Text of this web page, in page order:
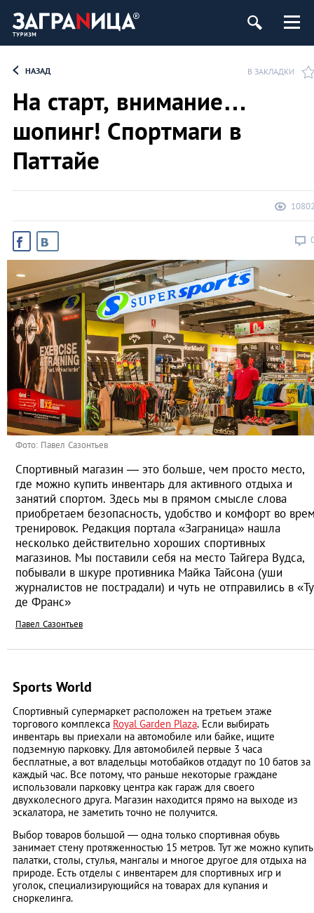
НАЗАД В ЗАКЛАДКИ
На старт, внимание…
шопинг! Спортмаги в
Паттайе
Фото: Павел Сазонтьев
Спортивный магазин — это больше, чем просто место,
где можно купить инвентарь для активного отдыха и
занятий спортом. Здесь мы в прямом смысле слова
приобретаем безопасность, удобство и комфорт во
тренировок. Редакция портала «Заграница» нашла
несколько действительно хороших спортивных
магазинов. Мы поставили себя на место Тайгера Вудса,
побывали в шкуре противника Майка Тайсона (уши
журналистов не пострадали) и чуть не отправились в
де Франс»
Павел Сазонтьев
Sports World
Спортивный супермаркет расположен на третьем этаже
торгового комплекса Royal Garden Plaza. Если выбирать
инвентарь вы приехали на автомобиле или байке, ищите
подземную парковку. Для автомобилей первые 3 часа
бесплатные, а вот владельцы мотобайков отдадут по 10 батов за
каждый час. Все потому, что раньше некоторые граждане
использовали парковку центра как гараж для своего
двухколесного друга. Магазин находится прямо на выходе из
эскалатора, не заметить точно не получится.
Выбор товаров большой — одна только спортивная обувь
занимает стену протяженностью 15 метров. Тут же можно купить
палатки, столы, стулья, мангалы и многое другое для отдыха на
природе. Есть отделы с инвентарем для спортивных игр и
уголок, специализирующийся на товарах для купания и
сноркелинга.